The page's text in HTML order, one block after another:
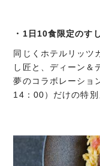
・1日10食限定のす
同じくホテルリッツ
し匠と、ディーン＆
夢のコラボレーショ
14：00）だけの特別